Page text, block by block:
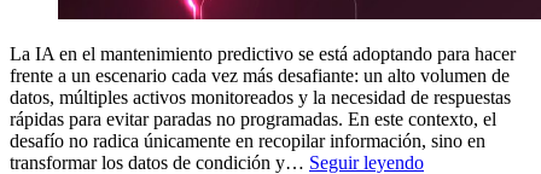
La IA en el mantenimiento predictivo se está adoptando para hacer
frente a un escenario cada vez más desafiante: un alto volumen de
datos, múltiples activos monitoreados y la necesidad de respuestas
rápidas para evitar paradas no programadas. En este contexto, el
desafío no radica únicamente en recopilar información, sino en
transformar los datos de condición y… Seguir leyendoInteligencia